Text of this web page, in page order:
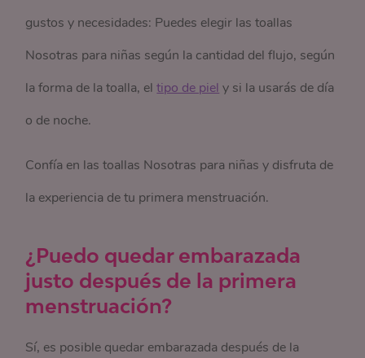
gustos y necesidades: Puedes elegir las toallas
Nosotras para niñas según la cantidad del flujo, según
la forma de la toalla, eltipo de piel y si la usarás de día
o de noche.
Confía en las toallas Nosotras para niñas y disfruta de
la experiencia de tu primera menstruación.
¿Puedo quedar embarazada
justo después de la primera
menstruación?
Sí, es posible quedar embarazada después de la